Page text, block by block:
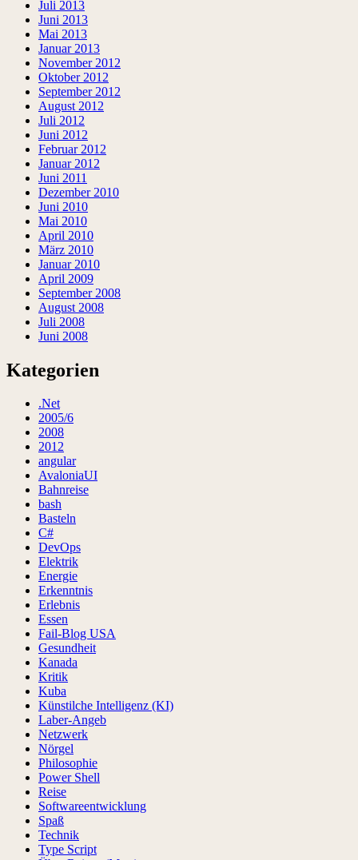
Juli 2013
Juni 2013
Mai 2013
Januar 2013
November 2012
Oktober 2012
September 2012
August 2012
Juli 2012
Juni 2012
Februar 2012
Januar 2012
Juni 2011
Dezember 2010
Juni 2010
Mai 2010
April 2010
März 2010
Januar 2010
April 2009
September 2008
August 2008
Juli 2008
Juni 2008
Kategorien
.Net
2005/6
2008
2012
angular
AvaloniaUI
Bahnreise
bash
Basteln
C#
DevOps
Elektrik
Energie
Erkenntnis
Erlebnis
Essen
Fail-Blog USA
Gesundheit
Kanada
Kritik
Kuba
Künstilche Intelligenz (KI)
Laber-Angeb
Netzwerk
Nörgel
Philosophie
Power Shell
Reise
Softwareentwicklung
Spaß
Technik
Type Script